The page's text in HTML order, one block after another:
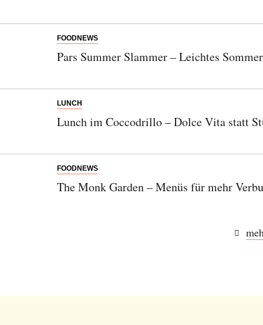
FOODNEWS
Pars Summer Slammer – Leichtes
LUNCH
Lunch im Coccodrillo – Dolce Vita statt
FOODNEWS
The Monk Garden – Menüs für mehr